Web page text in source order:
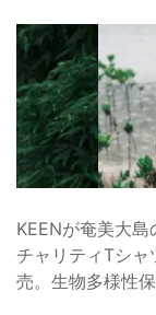
KEENが奄美大
チャリティTシ
売。生物多様性